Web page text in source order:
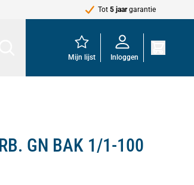
Tot 5 jaargarantie
Mijn lijst Inloggen
GN BAK 1/1-100